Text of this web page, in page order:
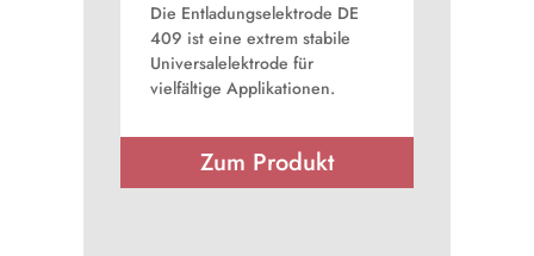
Die Entladungselektrode DE
409 ist eine extrem stabile
Universalelektrode für
vielfältige Applikationen.
Zum Produkt